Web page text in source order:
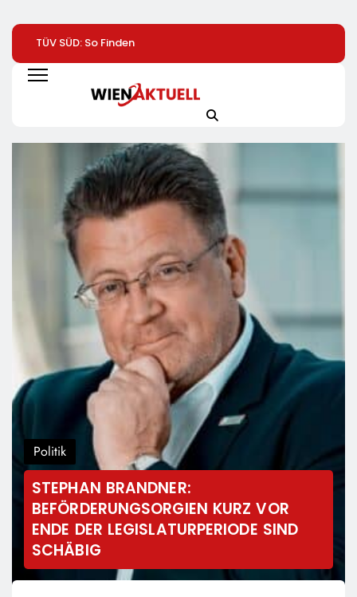
TÜV SÜD: So Finden
Verbraucher Das
Passende
Laserentfernungsmessgerät
Geberkonferenz:
Krise Der Welt Weitet
Batterietag:
Politik
STEPHAN BRANDNER:
BEFÖRDERUNGSORGIEN KURZ VOR
ENDE DER LEGISLATURPERIODE SIND
SCHÄBIG